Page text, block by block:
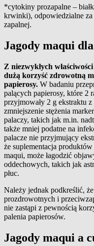
*cytokiny prozapalne –
krwinki), odpowiedzialne
zapalnej.
Jagody maqui
Z niezwykłych
dużą korzyść zdrowotną
papierosy. W badaniu
palących papierosy, które 2
przyjmowały 2 g ekstraktu
zmniejszenie stężenia
palaczy, takich jak m.in.
także mniej podatne na
palacze nie przyjmujący
że suplementacja
maqui, może łagodzić
oddechowych, takich jak
płuc.
Należy jednak podkreślić,
prozdrowotnych i
nie zastąpi z pewnością
palenia papierosów.
Jagody maqui a